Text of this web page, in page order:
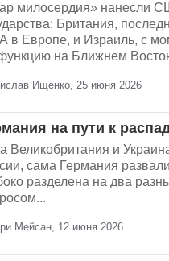
милосердия» нанесли
Британия,
в Европе, и Израиль, с
на Ближнем
Ищенко, 25 июня 2026
на пути к
Великобритания и
сама Германия
разделена на два
Мейсан, 12 июня 2026